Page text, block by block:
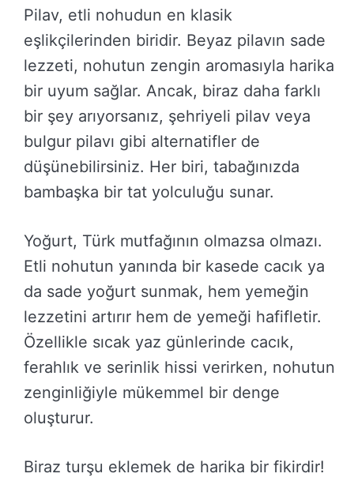
Pilav, etli nohudun en klasik
eşlikçilerinden biridir. Beyaz pilavın sade
lezzeti, nohutun zengin aromasıyla harika
bir uyum sağlar. Ancak, biraz daha farklı
bir şey arıyorsanız, şehriyeli pilav veya
bulgur pilavı gibi alternatifler de
düşünebilirsiniz. Her biri, tabağınızda
bambaşka bir tat yolculuğu sunar.
Yoğurt, Türk mutfağının olmazsa olmazı.
Etli nohutun yanında bir kasede cacık ya
da sade yoğurt sunmak, hem yemeğin
lezzetini artırır hem de yemeği hafifletir.
Özellikle sıcak yaz günlerinde cacık,
ferahlık ve serinlik hissi verirken, nohutun
zenginliğiyle mükemmel bir denge
oluşturur.
Biraz turşu eklemek de harika bir fikirdir!